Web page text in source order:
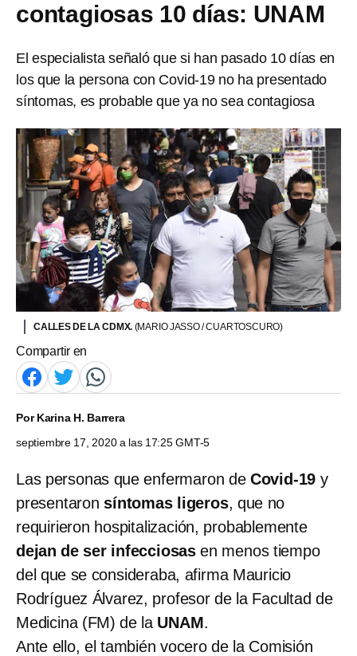
contagiosas 10 días: UNAM
El especialista señaló que si han pasado 10 días en
los que la persona con Covid-19 no ha presentado
síntomas, es probable que ya no sea contagiosa
CALLES DE LA CDMX. (MARIO JASSO / CUARTOSCURO)
Compartir en
PorKarina H. Barrera
septiembre 17, 2020 a las 17:25 GMT-5
Las personas que enfermaron de Covid-19 y
presentaron síntomas ligeros, que no
requirieron hospitalización, probablemente
dejan de ser infecciosas en menos tiempo
del que se consideraba, afirma Mauricio
Rodríguez Álvarez, profesor de la Facultad de
Medicina (FM) de la UNAM.
Ante ello, el también vocero de la Comisión